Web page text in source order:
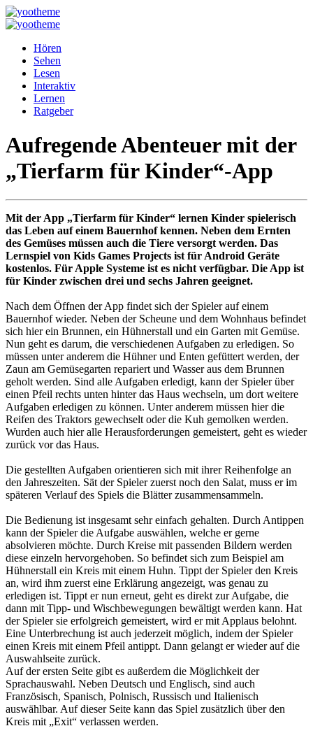
Hören
Sehen
Lesen
Interaktiv
Lernen
Ratgeber
Aufregende Abenteuer mit der
„Tierfarm für Kinder“-App
Mit der App „Tierfarm für Kinder“ lernen Kinder spielerisch
das Leben auf einem Bauernhof kennen. Neben dem Ernten
des Gemüses müssen auch die Tiere versorgt werden. Das
Lernspiel von Kids Games Projects ist für Android Geräte
kostenlos. Für Apple Systeme ist es nicht verfügbar. Die App ist
für Kinder zwischen drei und sechs Jahren geeignet.
Nach dem Öffnen der App findet sich der Spieler auf einem
Bauernhof wieder. Neben der Scheune und dem Wohnhaus befindet
sich hier ein Brunnen, ein Hühnerstall und ein Garten mit Gemüse.
Nun geht es darum, die verschiedenen Aufgaben zu erledigen. So
müssen unter anderem die Hühner und Enten gefüttert werden, der
Zaun am Gemüsegarten repariert und Wasser aus dem Brunnen
geholt werden. Sind alle Aufgaben erledigt, kann der Spieler über
einen Pfeil rechts unten hinter das Haus wechseln, um dort weitere
Aufgaben erledigen zu können. Unter anderem müssen hier die
Reifen des Traktors gewechselt oder die Kuh gemolken werden.
Wurden auch hier alle Herausforderungen gemeistert, geht es wieder
zurück vor das Haus.
Die gestellten Aufgaben orientieren sich mit ihrer Reihenfolge an
den Jahreszeiten. Sät der Spieler zuerst noch den Salat, muss er im
späteren Verlauf des Spiels die Blätter zusammensammeln.
Die Bedienung ist insgesamt sehr einfach gehalten. Durch Antippen
kann der Spieler die Aufgabe auswählen, welche er gerne
absolvieren möchte. Durch Kreise mit passenden Bildern werden
diese einzeln hervorgehoben. So befindet sich zum Beispiel am
Hühnerstall ein Kreis mit einem Huhn. Tippt der Spieler den Kreis
an, wird ihm zuerst eine Erklärung angezeigt, was genau zu
erledigen ist. Tippt er nun erneut, geht es direkt zur Aufgabe, die
dann mit Tipp- und Wischbewegungen bewältigt werden kann. Hat
der Spieler sie erfolgreich gemeistert, wird er mit Applaus belohnt.
Eine Unterbrechung ist auch jederzeit möglich, indem der Spieler
einen Kreis mit einem Pfeil antippt. Dann gelangt er wieder auf die
Auswahlseite zurück.
Auf der ersten Seite gibt es außerdem die Möglichkeit der
Sprachauswahl. Neben Deutsch und Englisch, sind auch
Französisch, Spanisch, Polnisch, Russisch und Italienisch
auswählbar. Auf dieser Seite kann das Spiel zusätzlich über den
Kreis mit „Exit“ verlassen werden.